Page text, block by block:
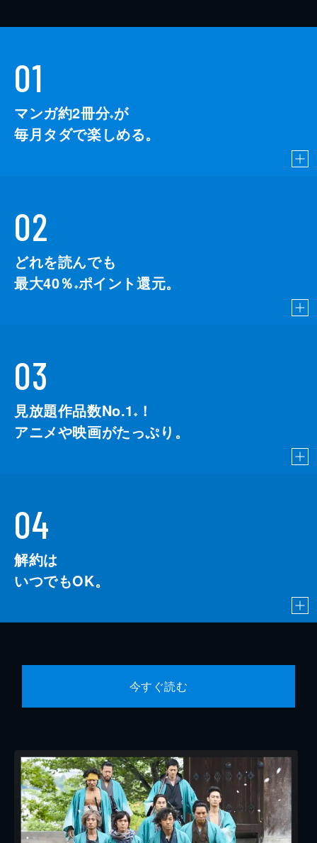
01
マンガ約2冊分※が
毎月タダで楽しめる。
02
どれを読んでも
最大40％ ※ポイント還元。
03
見放題作品数No.1 ※
！
アニメや映画がたっぷり。
04
解約は
いつでもOK。
今すぐ読む